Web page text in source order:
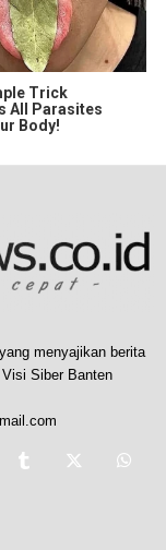
Trick
All Parasites
Body!
menyajikan berita
Siber Banten